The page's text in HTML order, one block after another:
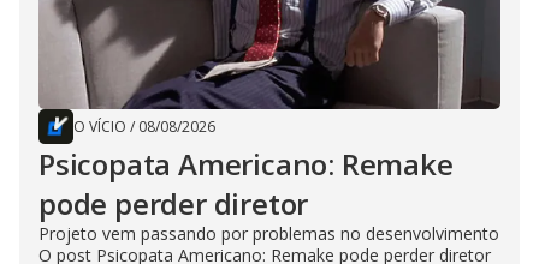
O VÍCIO / 08/08/2026
Psicopata Americano: Remake
pode perder diretor
Projeto vem passando por problemas no desenvolvimento
O post Psicopata Americano: Remake pode perder diretor